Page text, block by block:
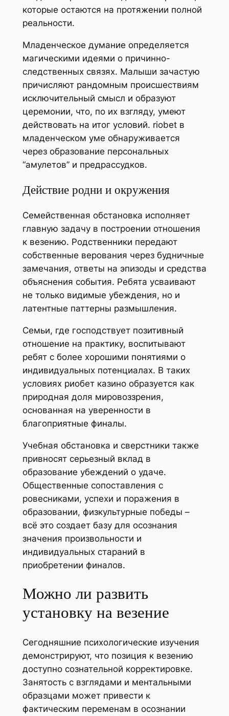
которые остаются на протяжении полной
реальности.
Младенческое думание определяется
магическими идеями о причинно-
следственных связях. Малыши зачастую
причисляют рандомным происшествиям
исключительный смысл и образуют
церемонии, что, по их взгляду, умеют
действовать на итог условий. riobet в
младенческом уме обнаруживается
через образование персональных
“амулетов” и предрассудков.
Действие родни и окружения
Семейственная обстановка исполняет
главную задачу в построении отношения
к везению. Родственники передают
собственные верования через будничные
замечания, ответы на эпизоды и средства
объяснения события. Ребята усваивают
не только видимые убеждения, но и
латентные паттерны размышления.
Семьи, где господствует позитивный
отношение на практику, воспитывают
ребят с более хорошими понятиями о
индивидуальных потенциалах. В таких
условиях риобет казино образуется как
природная доля мировоззрения,
основанная на уверенности в
благоприятные финалы.
Учебная обстановка и сверстники также
привносят серьезный вклад в
образование убеждений о удаче.
Общественные сопоставления с
ровесниками, успехи и поражения в
образовании, физкультурные победы –
всё это создает базу для осознания
значения произвольности и
индивидуальных стараний в
приобретении финалов.
Можно ли развить
установку на везение
Сегодняшние психологические изучения
демонстрируют, что позиция к везению
доступно сознательной корректировке.
Занятость с взглядами и ментальными
образцами может привести к
фактическим переменам в осознании